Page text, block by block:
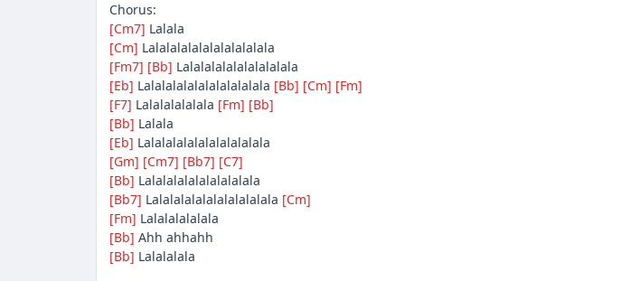
Chorus:
[Cm7] Lalala
[Cm] Lalalalalalalalalalalala
[Fm7] [Bb] Lalalalalalalalalalala
[Eb] Lalalalalalalalalalalala [Bb] [Cm] [Fm]
[F7] Lalalalalalala [Fm] [Bb]
[Bb] Lalala
[Eb] Lalalalalalalalalalalala
[Gm] [Cm7] [Bb7] [C7]
[Bb] Lalalalalalalalalalala
[Bb7] Lalalalalalalalalalalala [Cm]
[Fm] Lalalalalalala
[Bb] Ahh ahhahh
[Bb] Lalalalala